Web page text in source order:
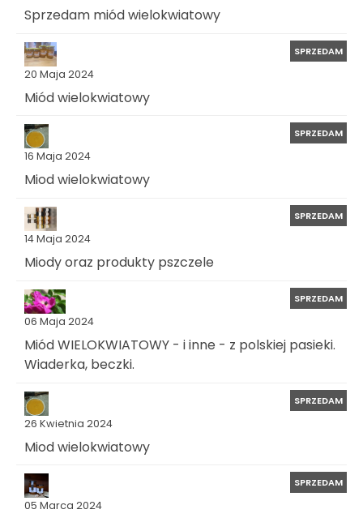
Sprzedam miód wielokwiatowy
20 Maja 2024
SPRZEDAM
Miód wielokwiatowy
16 Maja 2024
SPRZEDAM
Miod wielokwiatowy
14 Maja 2024
SPRZEDAM
Miody oraz produkty pszczele
06 Maja 2024
SPRZEDAM
Miód WIELOKWIATOWY - i inne - z polskiej pasieki.
Wiaderka, beczki.
26 Kwietnia 2024
SPRZEDAM
Miod wielokwiatowy
05 Marca 2024
SPRZEDAM